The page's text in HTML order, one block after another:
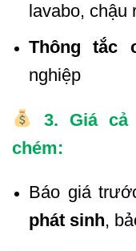
lavabo,
Thông tắc
nghiệp
3. Giá cả
chém:
Báo giá
phát sinh,